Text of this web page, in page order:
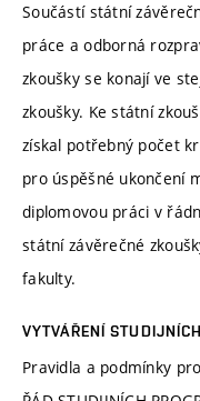
Součástí státní
práce a odborná
zkoušky se konají ve
zkoušky. Ke státní
získal potřebný počet
pro úspěšné ukončení
diplomovou práci v
státní závěrečné
fakulty.
VYTVÁŘENÍ
Pravidla a podmínky